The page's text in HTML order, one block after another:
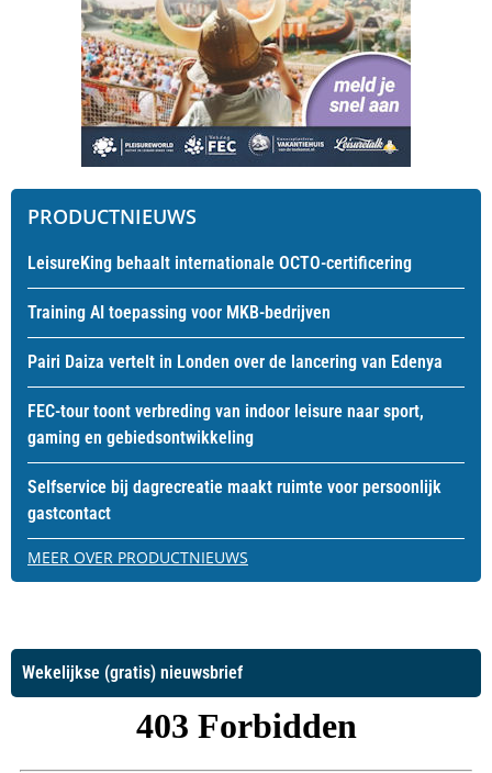
PRODUCTNIEUWS
LeisureKing behaalt internationale OCTO-certificering
Training AI toepassing voor MKB-bedrijven
Pairi Daiza vertelt in Londen over de lancering van Edenya
FEC-tour toont verbreding van indoor leisure naar sport,
gaming en gebiedsontwikkeling
Selfservice bij dagrecreatie maakt ruimte voor persoonlijk
gastcontact
MEER OVER PRODUCTNIEUWS
Wekelijkse (gratis) nieuwsbrief